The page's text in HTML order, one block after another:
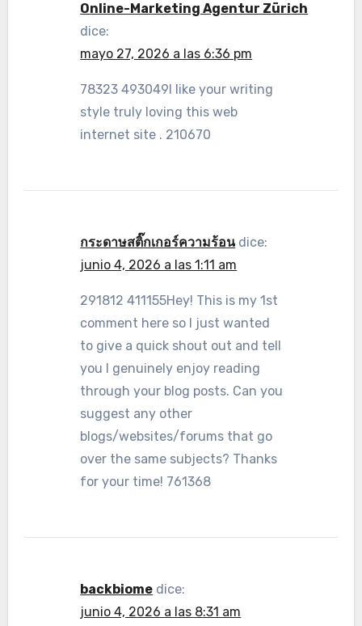
Online-Marketing Agentur Zürich
dice:
mayo 27, 2026 a las 6:36 pm
78323 493049I like your writing
style truly loving this web
internet site . 210670
กระดาษสติ๊กเกอร์ความร้อน dice:
junio 4, 2026 a las 1:11 am
291812 411155Hey! This is my 1st
comment here so I just wanted
to give a quick shout out and tell
you I genuinely enjoy reading
through your blog posts. Can you
suggest any other
blogs/websites/forums that go
over the same subjects? Thanks
for your time! 761368
backbiome dice:
junio 4, 2026 a las 8:31 am